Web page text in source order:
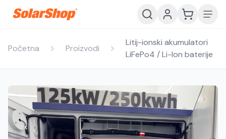
Početna Proizvodi
Litij-ionski akumulatori
LiFePo4 / Li-Ion baterije